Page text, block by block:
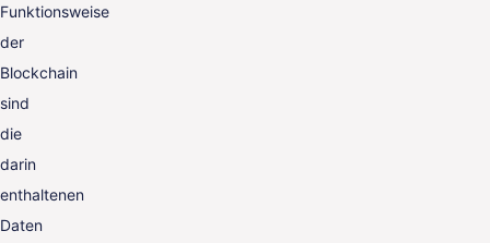
Funktionsweise
der
Blockchain
sind
die
darin
enthaltenen
Daten